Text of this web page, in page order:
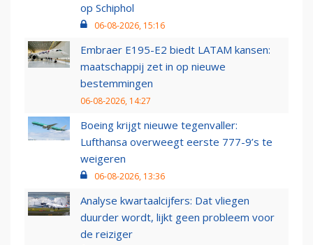
op Schiphol
06-08-2026, 15:16
Embraer E195-E2 biedt LATAM kansen:
maatschappij zet in op nieuwe
bestemmingen
06-08-2026, 14:27
Boeing krijgt nieuwe tegenvaller:
Lufthansa overweegt eerste 777-9’s te
weigeren
06-08-2026, 13:36
Analyse kwartaalcijfers: Dat vliegen
duurder wordt, lijkt geen probleem voor
de reiziger